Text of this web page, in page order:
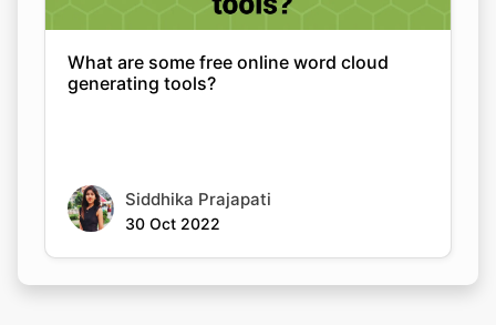
What are some free online word cloud
generating tools?
Siddhika Prajapati
30 Oct 2022